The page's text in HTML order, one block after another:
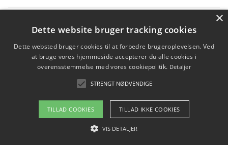
klimaændringer
Hvordan citater om fossile brændstoffer kan ændre
Copyright 2026 - Pilanto Aps
Om / kontakt
×
Dette website bruger tracking cookies
Dette websted bruger cookies til at forbedre brugeroplevelsen. Ved
at bruge vores hjemmeside accepterer du alle cookies i
overensstemmelse med vores cookiepolitik. Detaljer
STRENGT NØDVENDIGE
TILLAD COOKIES TILLAD IKKE COOKIES
VIS DETALJER